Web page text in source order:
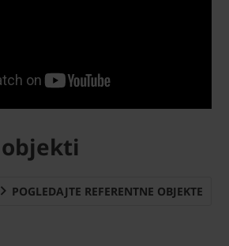
POGLEDAJTE REFERENTNE OBJEKTE